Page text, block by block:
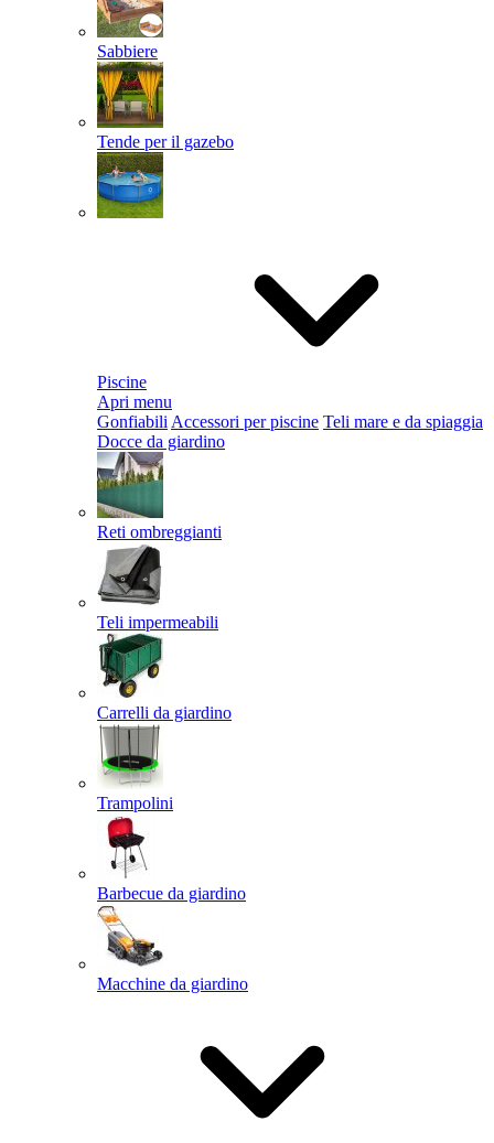
Sabbiere
Tende per il gazebo
Piscine
Apri menu
Gonfiabili Accessori per piscine Teli mare e da spiaggia
Docce da giardino
Reti ombreggianti
Teli impermeabili
Carrelli da giardino
Trampolini
Barbecue da giardino
Macchine da giardino